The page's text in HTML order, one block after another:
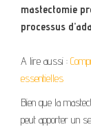
mastectomie
processus
A lire aussi :
essentielles
Bien que la
peut apporter un